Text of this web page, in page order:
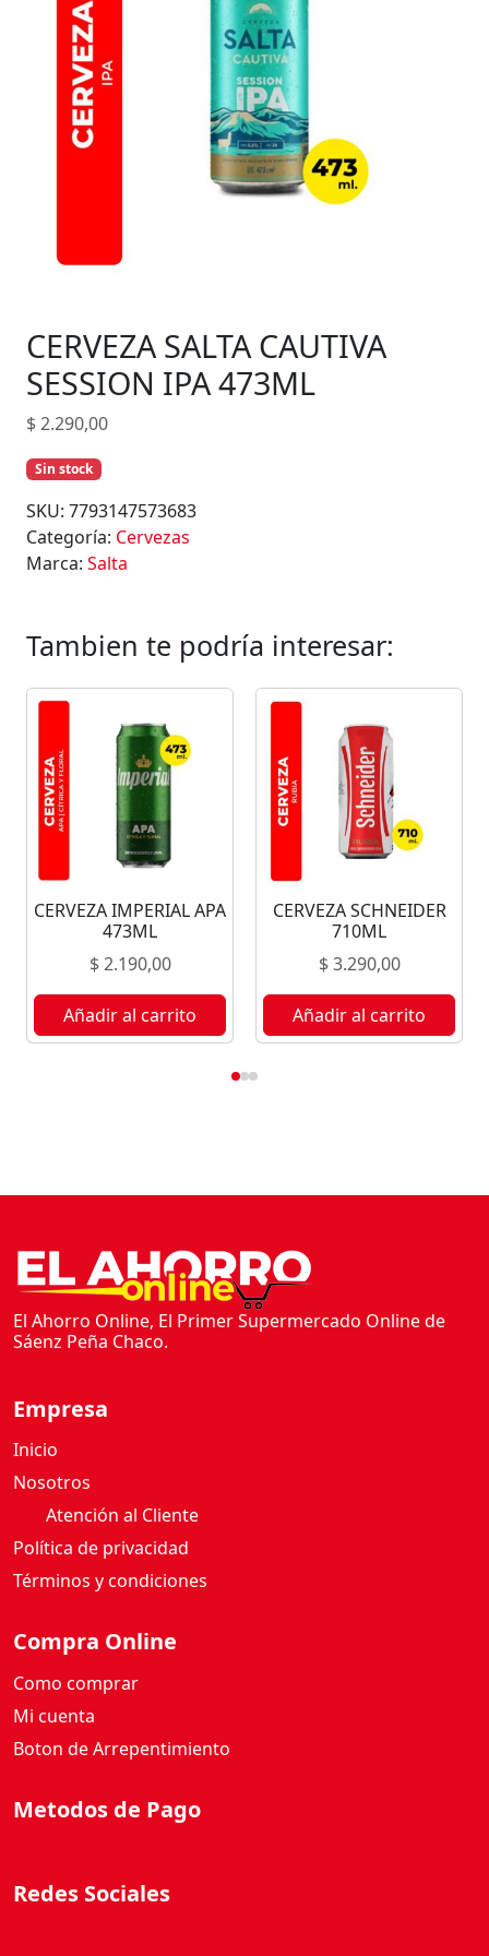
CERVEZA SALTA CAUTIVA
SESSION IPA 473ML
$2.290,00
Sin stock
SKU: 7793147573683
Categoría: Cervezas
Marca: Salta
Tambien te podría interesar:
CERVEZA IMPERIAL APA
473ML
$2.190,00
Añadir al carrito
CERVEZA SCHNEIDER
710ML
$3.290,00
Añadir al carrito
El Ahorro Online, El Primer Supermercado Online de
Sáenz Peña Chaco.
Inicio
Nosotros
Atención al Cliente
Política de privacidad
Términos y condiciones
Como comprar
Mi cuenta
Boton de Arrepentimiento